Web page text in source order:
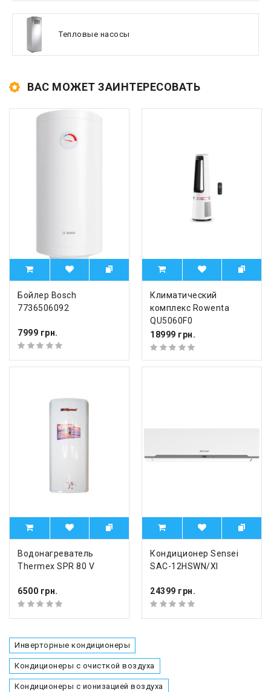
Тепловые насосы
ВАС МОЖЕТ ЗАИНТЕРЕСОВАТЬ
Бойлер Bosch
7736506092
7999 грн.
Климатический
комплекс Rowenta
QU5060F0
18999 грн.
Водонагреватель
Thermex SPR 80 V
6500 грн.
Кондиционер Sensei
SAC-12HSWN/XI
24399 грн.
Инверторные кондиционеры
Кондиционеры с очисткой воздуха
Кондиционеры с ионизацией воздуха